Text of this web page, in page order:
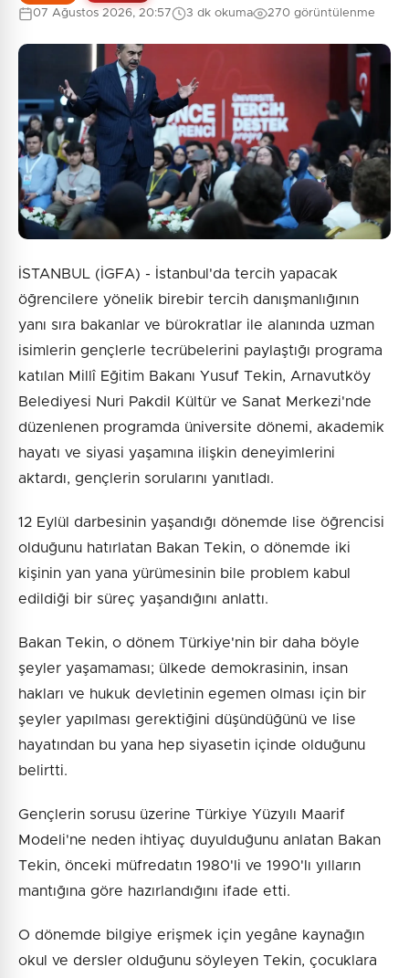
07 Ağustos 2026, 20:57 3 dk okuma 270 görüntülenme
İSTANBUL (İGFA) - İstanbul'da tercih yapacak
öğrencilere yönelik birebir tercih danışmanlığının
yanı sıra bakanlar ve bürokratlar ile alanında uzman
isimlerin gençlerle tecrübelerini paylaştığı programa
katılan Millî Eğitim Bakanı Yusuf Tekin, Arnavutköy
Belediyesi Nuri Pakdil Kültür ve Sanat Merkezi'nde
düzenlenen programda üniversite dönemi, akademik
hayatı ve siyasi yaşamına ilişkin deneyimlerini
aktardı, gençlerin sorularını yanıtladı.
12 Eylül darbesinin yaşandığı dönemde lise öğrencisi
olduğunu hatırlatan Bakan Tekin, o dönemde iki
kişinin yan yana yürümesinin bile problem kabul
edildiği bir süreç yaşandığını anlattı.
Bakan Tekin, o dönem Türkiye'nin bir daha böyle
şeyler yaşamaması; ülkede demokrasinin, insan
hakları ve hukuk devletinin egemen olması için bir
şeyler yapılması gerektiğini düşündüğünü ve lise
hayatından bu yana hep siyasetin içinde olduğunu
belirtti.
Gençlerin sorusu üzerine Türkiye Yüzyılı Maarif
Modeli'ne neden ihtiyaç duyulduğunu anlatan Bakan
Tekin, önceki müfredatın 1980'li ve 1990'lı yılların
mantığına göre hazırlandığını ifade etti.
O dönemde bilgiye erişmek için yegâne kaynağın
okul ve dersler olduğunu söyleyen Tekin, çocuklara